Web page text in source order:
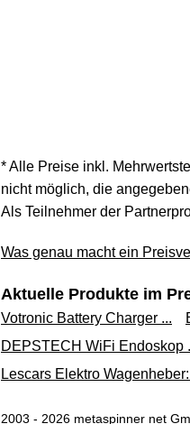
* Alle Preise inkl.
nicht möglich, die
Als Teilnehmer der
Was genau macht ein
Aktuelle Produkte im
Votronic Battery Charger ...
DEPSTECH WiFi Endoskop
Lescars Elektro Wagenheber:
2003 - 2026 metaspinner net